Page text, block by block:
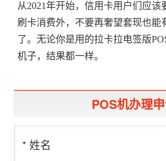
从2021年开始，信用卡用户们应该
刷卡消费外，不要再奢望套现也能
了。无论你是用的拉卡拉电签版
机子，结果都一样。
POS机办理
* 姓名